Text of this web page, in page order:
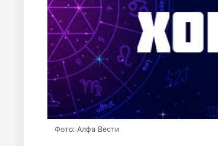
Фото: Алфа Вести